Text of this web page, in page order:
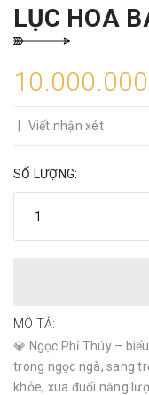
LỤC HOA
Viết nhận xét
SỐ LƯỢNG:
MÔ TẢ:
💎 Ngọc Phỉ Thúy –
trong ngọc ngà, sang
khỏe, xua đuổi năng